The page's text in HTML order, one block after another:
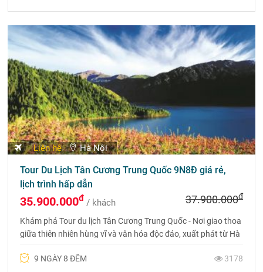
Liên hệ Hà Nội
Tour Du Lịch Tân Cương Trung Quốc 9N8Đ giá rẻ,
lịch trình hấp dẫn
35.900.000đ / khách 37.900.000đ
Khám phá Tour du lịch Tân Cương Trung Quốc - Nơi giao thoa
giữa thiên nhiên hùng vĩ và văn hóa độc đáo, xuất phát từ Hà
9 NGÀY 8 ĐÊM
3178